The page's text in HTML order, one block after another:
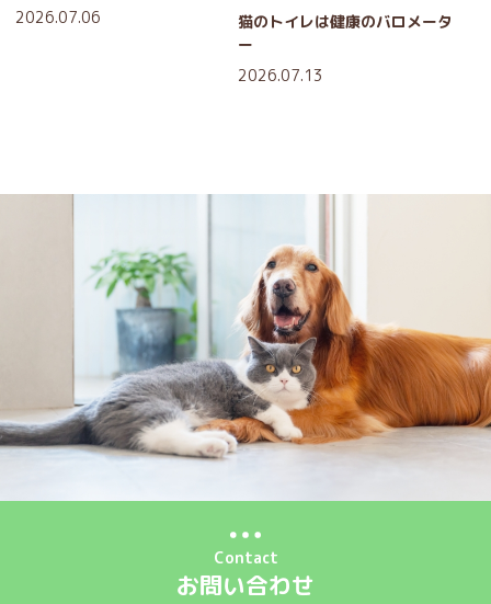
2026.07.06
猫のトイレは健康のバロメータ
ー
2026.07.13
Contact
お問い合わせ